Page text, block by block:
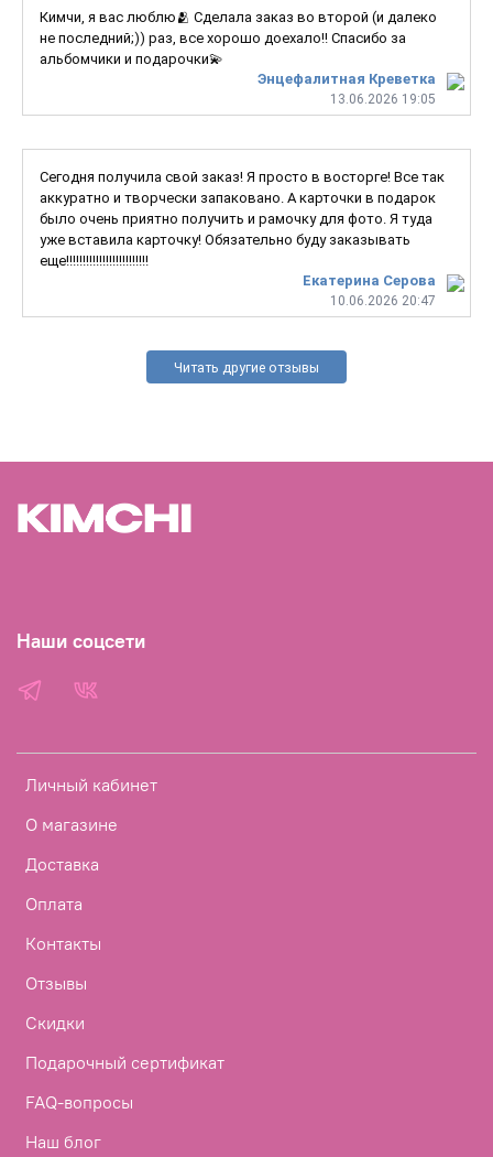
Энцефалитная Креветка
13.06.2026 19:05
Кимчи, я вас люблю🫂 Сделала заказ во второй (и далеко
не последний;)) раз, все хорошо доехало!! Спасибо за
альбомчики и подарочки💫
Екатерина Серова
10.06.2026 20:47
Сегодня получила свой заказ! Я просто в восторге! Все так
аккуратно и творчески запаковано. А карточки в подарок
было очень приятно получить и рамочку для фото. Я туда
уже вставила карточку! Обязательно буду заказывать
еще!!!!!!!!!!!!!!!!!!!!!!!!!
Читать другие отзывы
Личный кабинет
О магазине
Доставка
Оплата
Контакты
Отзывы
Скидки
Подарочный сертификат
FAQ-вопросы
Наш блог
Наши соцсети